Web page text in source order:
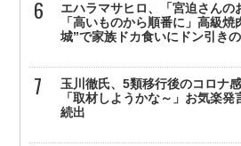
エハラマサヒロ、「宮迫さんの
「高いものから順番に」高級焼
城”で家族ドカ食いにドン引き
玉川徹氏、5類移行後のコロナ
「取材しようかな～」お気楽発
続出